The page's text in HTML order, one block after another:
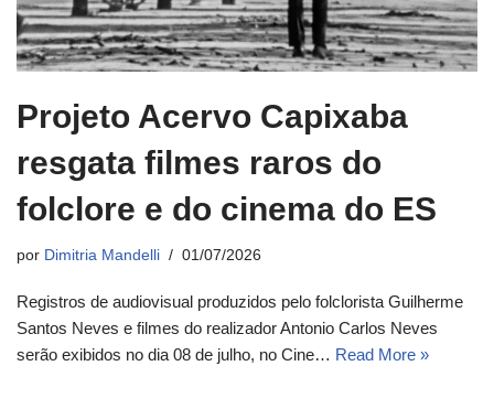
Projeto Acervo Capixaba
resgata filmes raros do
folclore e do cinema do ES
por Dimitria Mandelli 01/07/2026
Registros de audiovisual produzidos pelo folclorista Guilherme
Santos Neves e filmes do realizador Antonio Carlos Neves
serão exibidos no dia 08 de julho, no Cine… Read More »